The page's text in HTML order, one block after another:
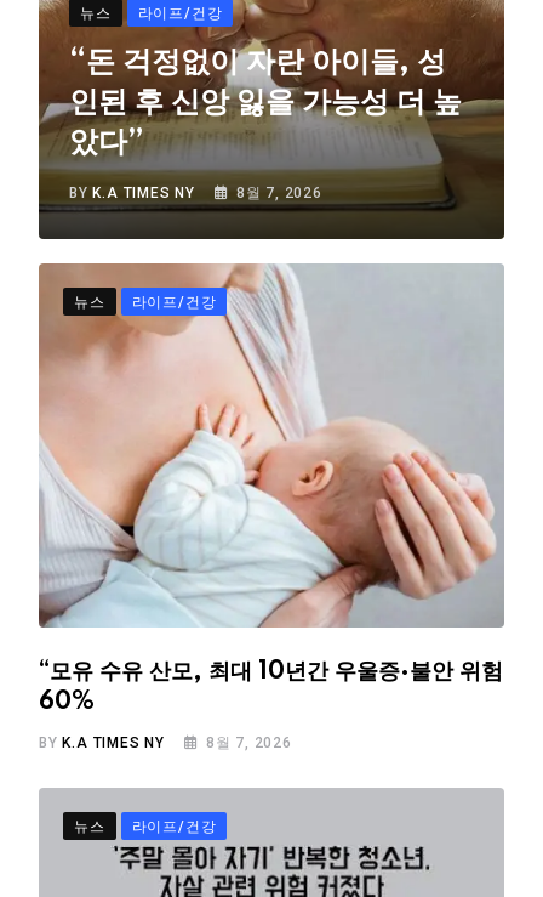
뉴스 라이프/건강
“돈 걱정없이 자란 아이들, 성
인된 후 신앙 잃을 가능성 더 높
았다”
BY K.A TIMES NY 8월 7, 2026
뉴스 라이프/건강
“모유 수유 산모, 최대 10년간 우울증·불안 위험
60%
BY K.A TIMES NY 8월 7, 2026
뉴스 라이프/건강